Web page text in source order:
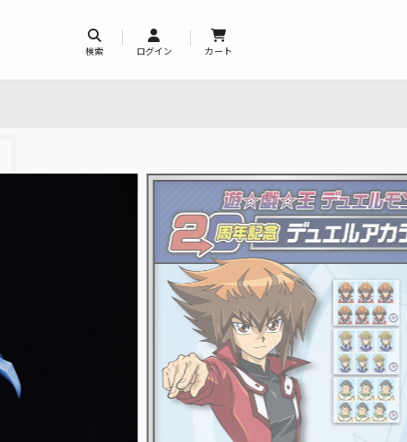
検索 ログイン カート